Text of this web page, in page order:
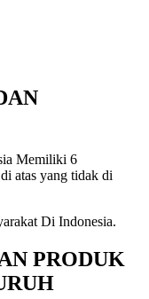
Memiliki 6
atas yang tidak di
Di Indonesia.
PRODUK